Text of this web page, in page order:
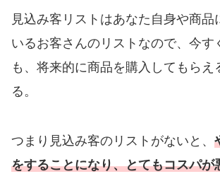
見込み客リストはあなた自身や商品
いるお客さんのリストなので、今す
も、将来的に商品を購入してもらえ
る。
つまり見込み客のリストがないと、
をすることになり、とてもコスパが